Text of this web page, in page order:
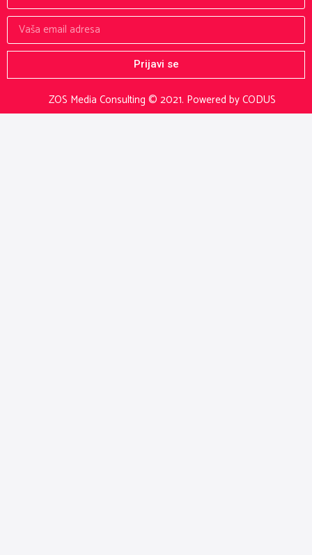
ZOS Media Consulting © 2021. Powered by CODUS
Prijavi se